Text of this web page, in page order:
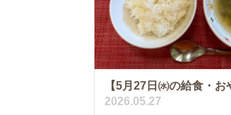
【5月27日㈬の給食・お
2026.05.27